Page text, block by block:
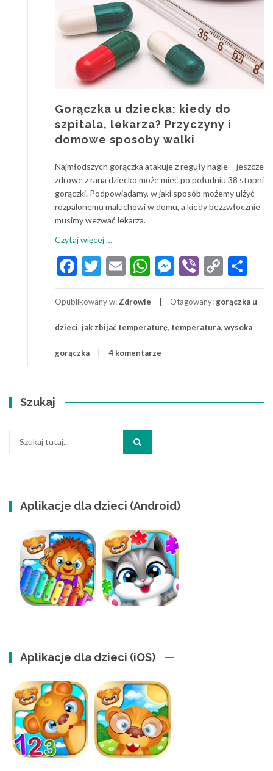
Gorączka u dziecka: kiedy do
szpitala, lekarza? Przyczyny i
domowe sposoby walki
Najmłodszych gorączka atakuje z reguły nagle – jeszcze
zdrowe z rana dziecko może mieć po południu 38 stopni
gorączki. Podpowiadamy, w jaki sposób możemy ulżyć
rozpalonemu maluchowi w domu, a kiedy bezzwłocznie
musimy wezwać lekarza.
Czytaj więcej
u
dziecka:
do
lekarza?
walki
…
Facebook
Twitter
EmailWhatsApp
Messenger
Viber
Copy
Opublikowany w: Zdrowie Otagowany: gorączka u
dzieci, jak zbijać temperaturę, temperatura, wysoka
gorączka 4 komentarze
Szukaj
Aplikacje dla dzieci (Android)
Aplikacje dla dzieci (iOS)